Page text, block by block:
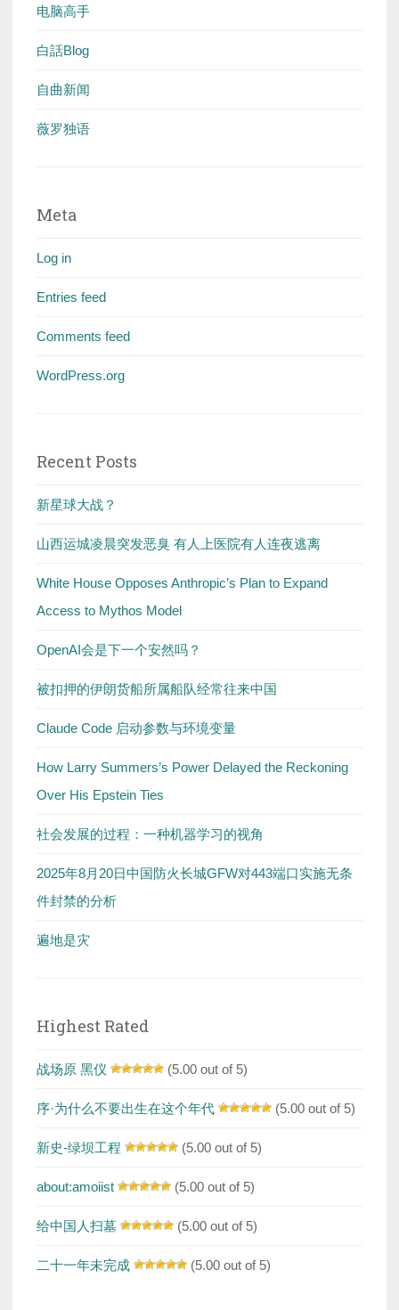
电脑高手
白話Blog
自曲新闻
薇罗独语
Meta
Log in
Entries feed
Comments feed
WordPress.org
Recent Posts
新星球大战？
山西运城凌晨突发恶臭 有人上医院有人连夜逃离
White House Opposes Anthropic’s Plan to Expand
Access to Mythos Model
OpenAI会是下一个安然吗？
被扣押的伊朗货船所属船队经常往来中国
Claude Code 启动参数与环境变量
How Larry Summers’s Power Delayed the Reckoning
Over His Epstein Ties
社会发展的过程：一种机器学习的视角
2025年8月20日中国防火长城GFW对443端口实施无条
件封禁的分析
遍地是灾
Highest Rated
战场原 黑仪 (5.00 out of 5)
序·为什么不要出生在这个年代 (5.00 out of 5)
新史-绿坝工程 (5.00 out of 5)
about:amoiist (5.00 out of 5)
给中国人扫墓 (5.00 out of 5)
二十一年未完成 (5.00 out of 5)